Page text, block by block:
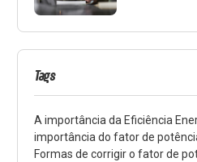
Tags
A importância da Eficiência
importância do fator de
Formas de corrigir o fator de